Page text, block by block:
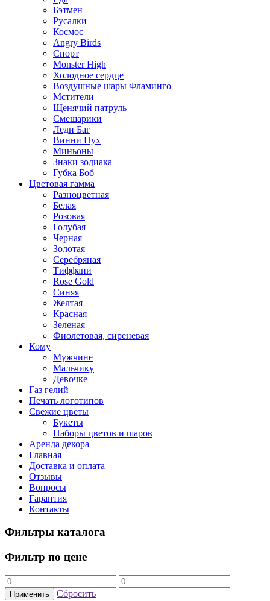
Бэтмен
Русалки
Космос
Angry Birds
Спорт
Monster High
Холодное сердце
Воздушные шары Фламинго
Мстители
Щенячий патруль
Смешарики
Леди Баг
Винни Пух
Миньоны
Знаки зодиака
Губка Боб
Цветовая гамма
Разноцветная
Белая
Розовая
Голубая
Черная
Золотая
Серебряная
Тиффани
Rose Gold
Синяя
Желтая
Красная
Зеленая
Фиолетовая, сиреневая
Кому
Мужчине
Мальчику
Девочке
Газ гелий
Печать логотипов
Свежие цветы
Букеты
Наборы цветов и шаров
Аренда декора
Главная
Доставка и оплата
Отзывы
Вопросы
Гарантия
Контакты
Фильтры каталога
Фильтр по цене
Применить Сбросить